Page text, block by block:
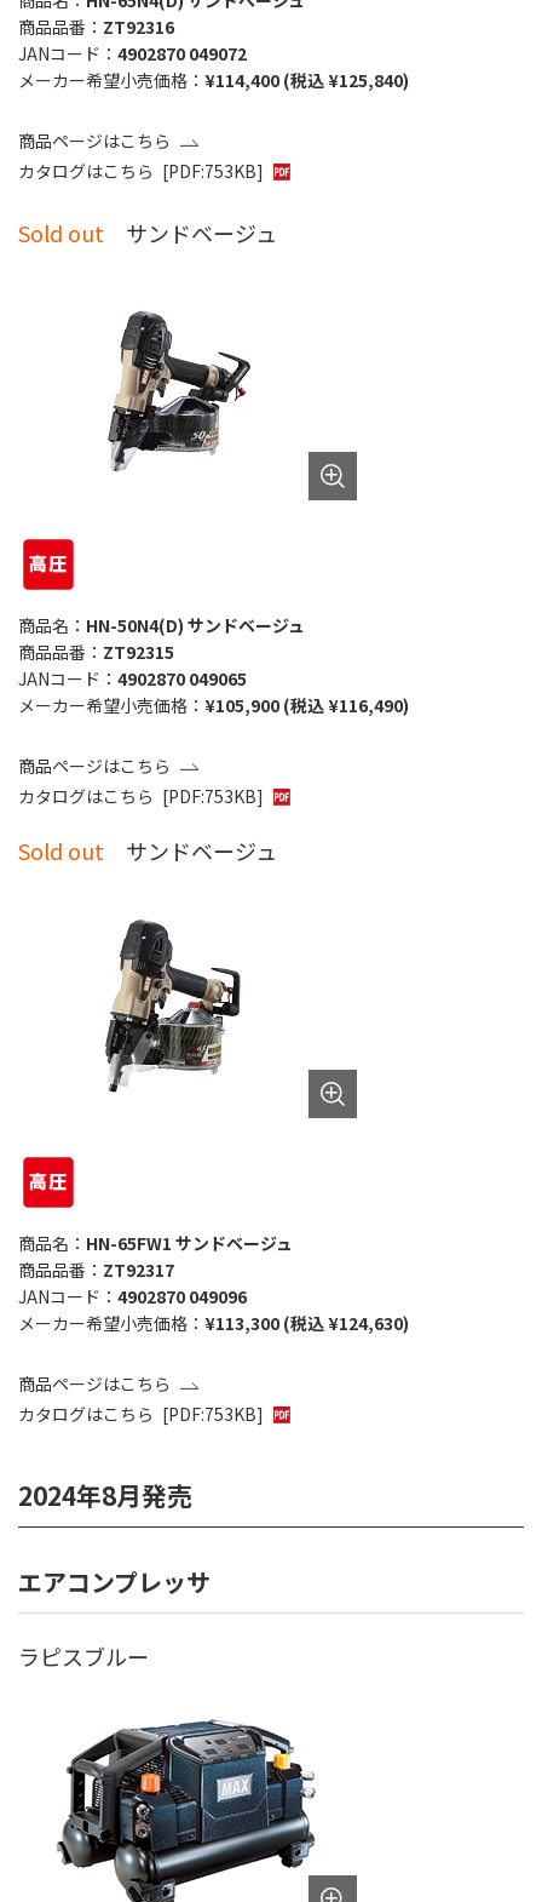
商品品番： ZT92316
JANコード： 4902870 049072
メーカー希望小売価格： ¥114,400 (税込 ¥125,840)
商品ページはこちら
カタログはこちら [PDF:753KB]
Sold out サンドベージュ
商品名： HN-50N4(D) サンドベージュ
商品品番： ZT92315
JANコード： 4902870 049065
メーカー希望小売価格： ¥105,900 (税込 ¥116,490)
商品ページはこちら
カタログはこちら [PDF:753KB]
Sold out サンドベージュ
商品名： HN-65FW1 サンドベージュ
商品品番： ZT92317
JANコード： 4902870 049096
メーカー希望小売価格： ¥113,300 (税込 ¥124,630)
商品ページはこちら
カタログはこちら [PDF:753KB]
2024年8月発売
エアコンプレッサ
ラピスブルー